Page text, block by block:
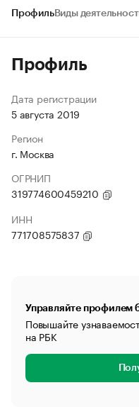
ПрофильВиды
Профиль
Дата регистрации
5 августа 2019
Регион
г. Москва
ОГРНИП
319774600459210
ИНН
771708575837
Управляйте профилем
Повышайте
на РБК